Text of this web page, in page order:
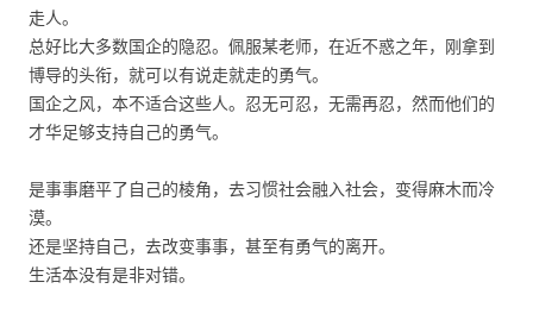
走人。
总好比大多数国企的隐忍。佩服某老师，在近不惑之年，刚拿到
博导的头衔，就可以有说走就走的勇气。
国企之风，本不适合这些人。忍无可忍，无需再忍，然而他们的
才华足够支持自己的勇气。
是事事磨平了自己的棱角，去习惯社会融入社会，变得麻木而冷
漠。
还是坚持自己，去改变事事，甚至有勇气的离开。
生活本没有是非对错。